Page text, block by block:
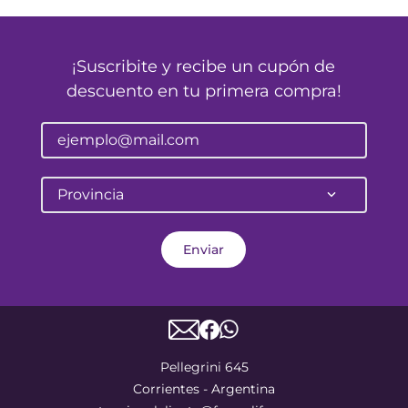
¡Suscribite y recibe un cupón de
descuento en tu primera compra!
Provincia
Enviar
Pellegrini 645
Corrientes - Argentina